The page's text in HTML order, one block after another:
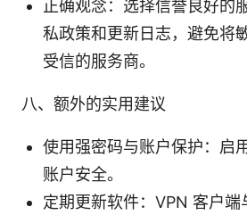
正确观念：选择信誉良好的
私政策和更新日志，避免将
受信的服务商。
八、额外的实用建议
使用强密码与账户保护：启
账户安全。
定期更新软件：VPN 客户